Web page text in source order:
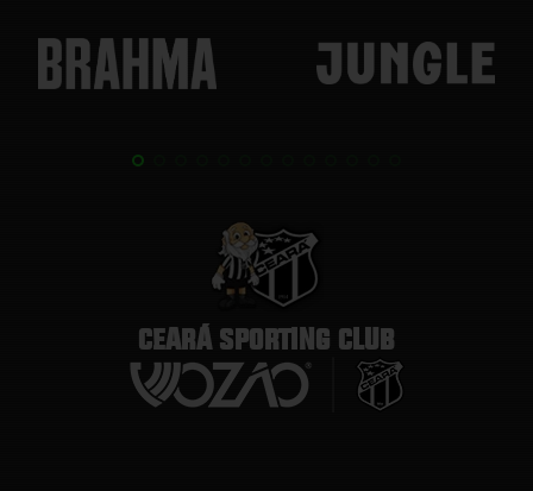
CEARÁ SPORTING CLUB